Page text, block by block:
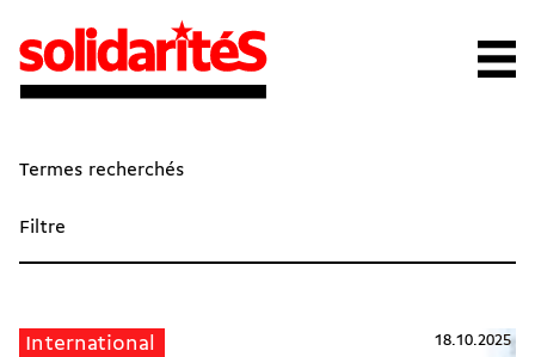
Termes recherchés
Filtre
International 18.10.2025